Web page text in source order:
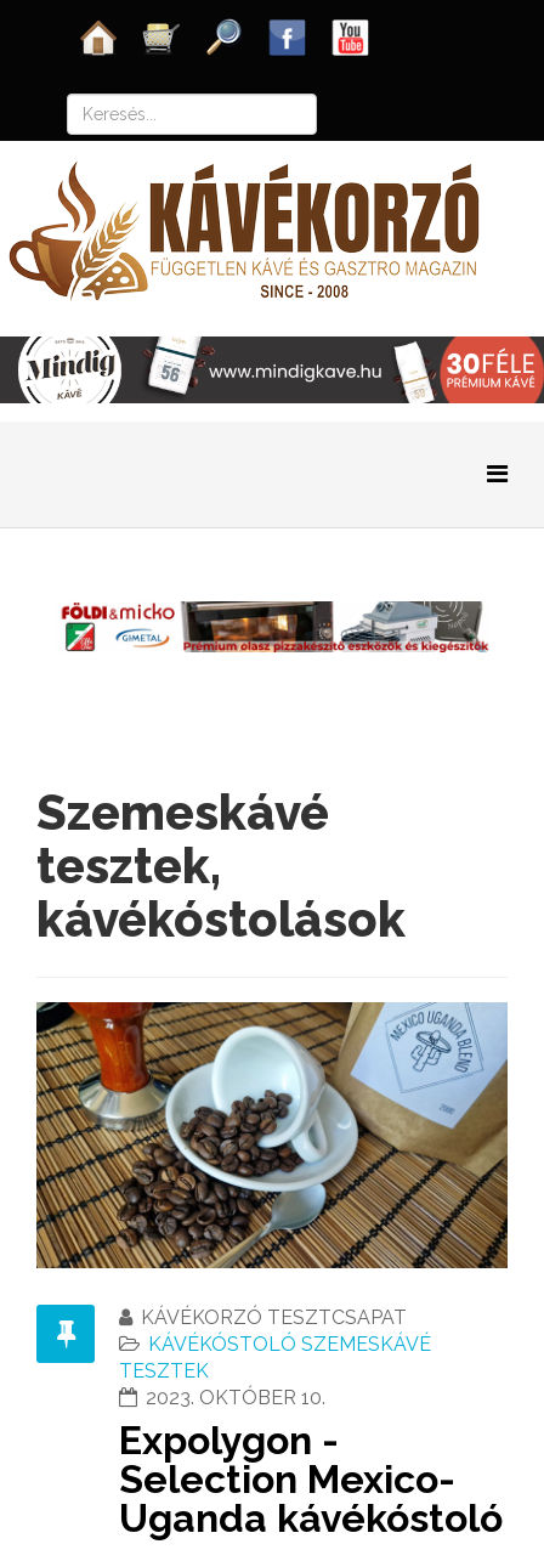
Szemeskávé
tesztek,
kávékóstolások
KÁVÉKORZÓ TESZTCSAPAT
KÁVÉKÓSTOLÓ SZEMESKÁVÉ
TESZTEK
2023. OKTÓBER 10.
Expolygon -
Selection Mexico-
Uganda kávékóstoló